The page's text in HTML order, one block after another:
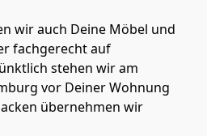
wir auch Deine Möbel und
fachgerecht auf
stehen wir am
vor Deiner Wohnung
übernehmen wir